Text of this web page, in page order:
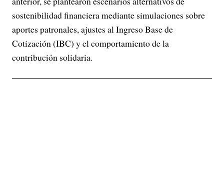
sostenibilidad financiera mediante simulaciones sobre
aportes patronales, ajustes al Ingreso Base de
Cotización (IBC) y el comportamiento de la
contribución solidaria.